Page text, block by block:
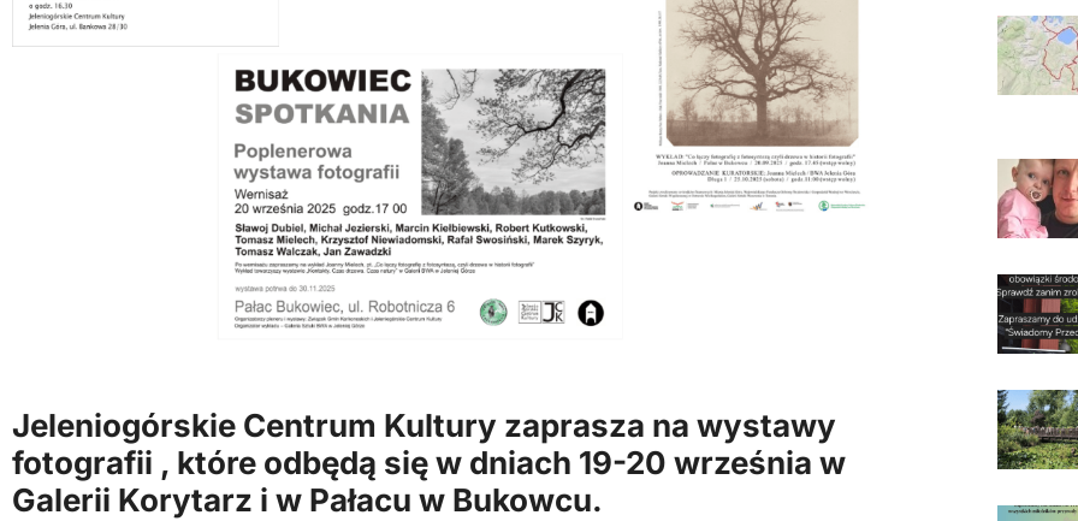
Jeleniogórskie Centrum Kultury zaprasza na wystawy
fotografii , które odbędą się w dniach 19-20 września w
Galerii Korytarz i w Pałacu w Bukowcu.